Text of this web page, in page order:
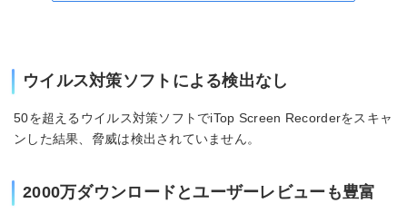
ウイルス対策ソフトによる検出なし
50を超えるウイルス対策ソフトでiTop Screen Recorderをスキャ
ンした結果、脅威は検出されていません。
2000万ダウンロードとユーザーレビューも豊富